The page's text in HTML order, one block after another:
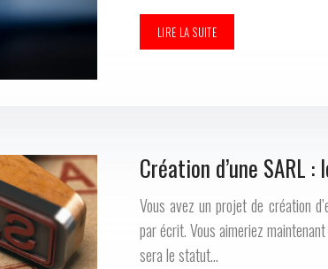
LIRE LA SUITE
Création d’une SARL
Vous avez un projet de création
par écrit. Vous aimeriez
sera le statut…